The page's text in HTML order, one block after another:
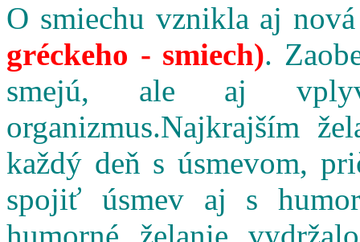
O smiechu vznikla aj
gréckeho - smiech).
smejú, ale aj
organizmus.Najkrajším
každý deň s úsmevom,
spojiť úsmev aj s